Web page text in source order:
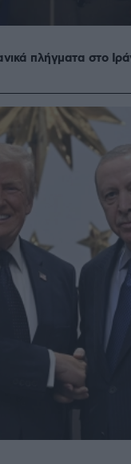
πλήγματα στο